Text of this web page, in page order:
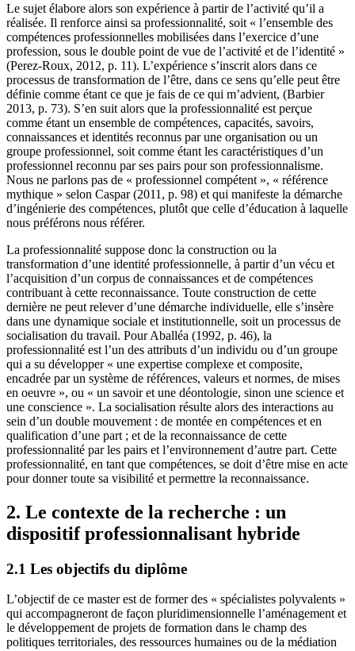
Le sujet élabore alors son expérience à partir de l’activité qu’il a
réalisée. Il renforce ainsi sa professionnalité, soit « l’ensemble des
compétences professionnelles mobilisées dans l’exercice d’une
profession, sous le double point de vue de l’activité et de l’identité »
(Perez-Roux, 2012, p. 11). L’expérience s’inscrit alors dans ce
processus de transformation de l’être, dans ce sens qu’elle peut être
définie comme étant ce que je fais de ce qui m’advient, (Barbier
2013, p. 73). S’en suit alors que la professionnalité est perçue
comme étant un ensemble de compétences, capacités, savoirs,
connaissances et identités reconnus par une organisation ou un
groupe professionnel, soit comme étant les caractéristiques d’un
professionnel reconnu par ses pairs pour son professionnalisme.
Nous ne parlons pas de « professionnel compétent », « référence
mythique » selon Caspar (2011, p. 98) et qui manifeste la démarche
d’ingénierie des compétences, plutôt que celle d’éducation à laquelle
nous préférons nous référer.
La professionnalité suppose donc la construction ou la
transformation d’une identité professionnelle, à partir d’un vécu et
l’acquisition d’un corpus de connaissances et de compétences
contribuant à cette reconnaissance. Toute construction de cette
dernière ne peut relever d’une démarche individuelle, elle s’insère
dans une dynamique sociale et institutionnelle, soit un processus de
socialisation du travail. Pour Aballéa (1992, p. 46), la
professionnalité est l’un des attributs d’un individu ou d’un groupe
qui a su développer « une expertise complexe et composite,
encadrée par un système de références, valeurs et normes, de mises
en oeuvre », ou « un savoir et une déontologie, sinon une science et
une conscience ». La socialisation résulte alors des interactions au
sein d’un double mouvement : de montée en compétences et en
qualification d’une part ; et de la reconnaissance de cette
professionnalité par les pairs et l’environnement d’autre part. Cette
professionnalité, en tant que compétences, se doit d’être mise en acte
pour donner toute sa visibilité et permettre la reconnaissance.
2. Le contexte de la recherche : un
dispositif professionnalisant hybride
2.1 Les objectifs du diplôme
L’objectif de ce master est de former des « spécialistes polyvalents »
qui accompagneront de façon pluridimensionnelle l’aménagement et
le développement de projets de formation dans le champ des
politiques territoriales, des ressources humaines ou de la médiation